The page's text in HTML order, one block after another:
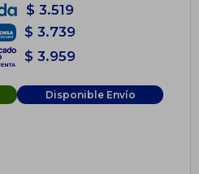
$ 3.519
$ 3.739
$ 3.959
Disponible Envío